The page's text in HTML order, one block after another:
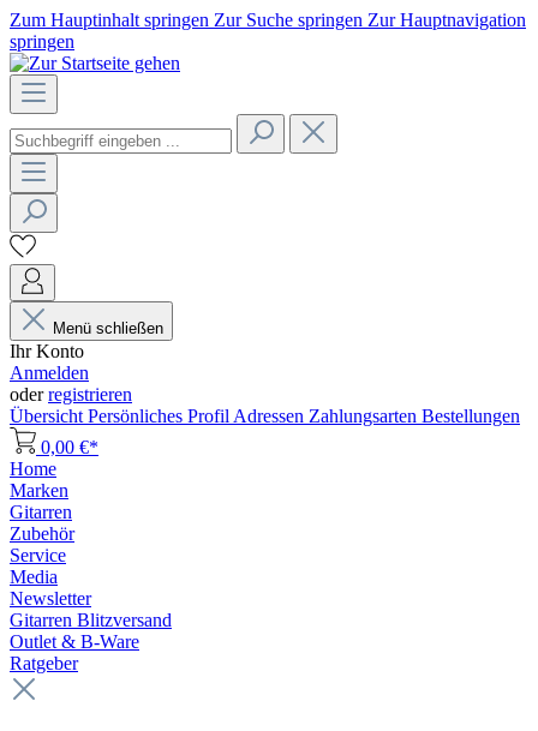
Zum Hauptinhalt springen Zur Suche springen Zur Hauptnavigation
springen
Menü schließen
Ihr Konto
Anmelden
oderregistrieren
Übersicht Persönliches Profil Adressen Zahlungsarten Bestellungen
0,00 €*
Home
Marken
Gitarren
Zubehör
Service
Media
Newsletter
Gitarren Blitzversand
Outlet & B-Ware
Ratgeber